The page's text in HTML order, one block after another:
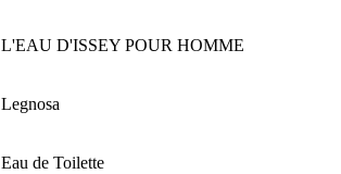
L'EAU D'ISSEY POUR HOMME
Legnosa
Eau de Toilette